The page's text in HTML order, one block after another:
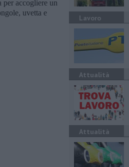
per accogliere un
uvetta e
Lavoro
Attualità
Attualità